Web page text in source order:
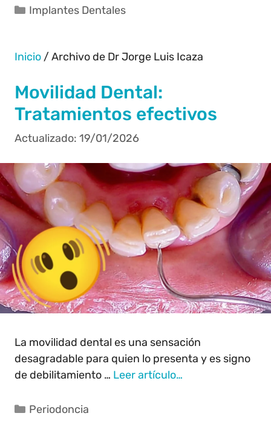
Implantes Dentales
Inicio /Archivo de Dr Jorge Luis Icaza
Movilidad Dental:
Tratamientos efectivos
19/01/2026
La movilidad dental es una sensación
desagradable para quien lo presenta y es signo
de debilitamiento … Leer artículo…
Periodoncia